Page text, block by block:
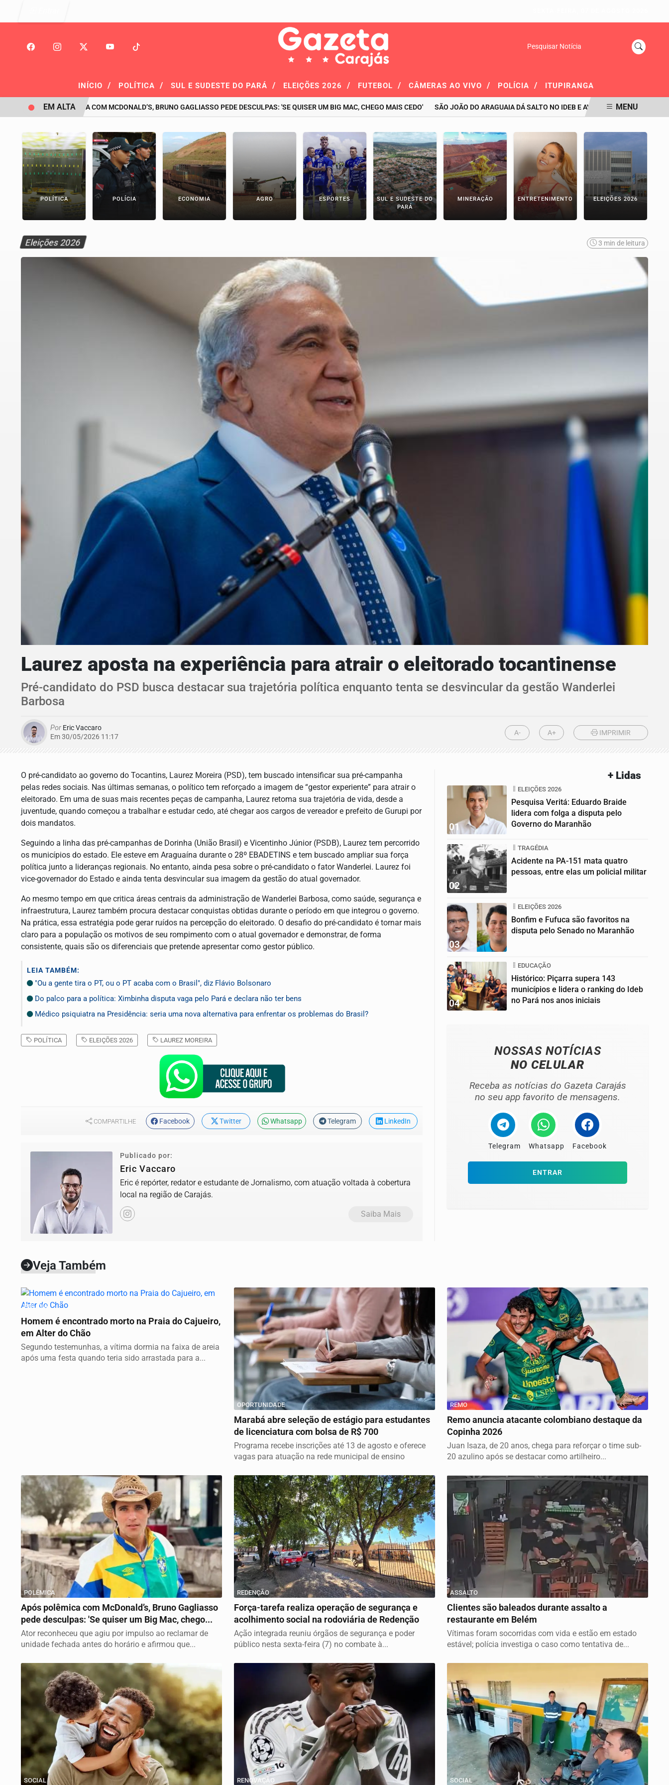
Pesquisar Notícia
INÍCIO / POLÍTICA / SUL E SUDESTE DO PARÁ / ELEIÇÕES 2026 / FUTEBOL / CÂMERAS AO VIVO / POLÍCIA / ITUPIRANGA
APÓS POLÊMICA COM MCDONALD’S, BRUNO GAGLIASSO PEDE DESCULPAS: 'SE QUISER UM BIG MAC, CHEGO MAIS CEDO' SÃO JOÃO DO ARAGUAIA DÁ SALTO NO IDEB E AVANÇA 39 POSIÇÕES NO
EM ALTA MENU
POLÍTICA POLÍCIA ECONOMIA AGRO ESPORTES
SUL E SUDESTE DO
PARÁ
MINERAÇÃO ENTRETENIMENTO ELEIÇÕES 2026
Eleições 2026 3 min de leitura
Laurez aposta na experiência para atrair o eleitorado tocantinense
Pré-candidato do PSD busca destacar sua trajetória política enquanto tenta se desvincular da gestão Wanderlei
Barbosa
Por Eric Vaccaro
Em 30/05/2026 11:17
A- A+ IMPRIMIR
O pré-candidato ao governo do Tocantins, Laurez Moreira (PSD), tem buscado intensificar sua pré-campanha
pelas redes sociais. Nas últimas semanas, o político tem reforçado a imagem de “gestor experiente” para atrair o
eleitorado. Em uma de suas mais recentes peças de campanha, Laurez retoma sua trajetória de vida, desde a
juventude, quando começou a trabalhar e estudar cedo, até chegar aos cargos de vereador e prefeito de Gurupi por
dois mandatos.
Seguindo a linha das pré-campanhas de Dorinha (União Brasil) e Vicentinho Júnior (PSDB), Laurez tem percorrido
os municípios do estado. Ele esteve em Araguaína durante o 28º EBADETINS e tem buscado ampliar sua força
política junto a lideranças regionais. No entanto, ainda pesa sobre o pré-candidato o fator Wanderlei. Laurez foi
vice-governador do Estado e ainda tenta desvincular sua imagem da gestão do atual governador.
Ao mesmo tempo em que critica áreas centrais da administração de Wanderlei Barbosa, como saúde, segurança e
infraestrutura, Laurez também procura destacar conquistas obtidas durante o período em que integrou o governo.
Na prática, essa estratégia pode gerar ruídos na percepção do eleitorado. O desafio do pré-candidato é tornar mais
claro para a população os motivos de seu rompimento com o atual governador e demonstrar, de forma
consistente, quais são os diferenciais que pretende apresentar como gestor público.
LEIA TAMBÉM:
"Ou a gente tira o PT, ou o PT acaba com o Brasil", diz Flávio Bolsonaro
Do palco para a política: Ximbinha disputa vaga pelo Pará e declara não ter bens
Médico psiquiatra na Presidência: seria uma nova alternativa para enfrentar os problemas do Brasil?
POLÍTICA ELEIÇÕES 2026 LAUREZ MOREIRA
COMPARTILHE Facebook Twitter Whatsapp Telegram LinkedIn
Publicado por:
Eric Vaccaro
Eric é repórter, redator e estudante de Jornalismo, com atuação voltada à cobertura
local na região de Carajás.
Saiba Mais
+ Lidas
01
ELEIÇÕES 2026
Pesquisa Veritá: Eduardo Braide
lidera com folga a disputa pelo
Governo do Maranhão
02
TRAGÉDIA
Acidente na PA-151 mata quatro
pessoas, entre elas um policial militar
03
ELEIÇÕES 2026
Bonfim e Fufuca são favoritos na
disputa pelo Senado no Maranhão
04
EDUCAÇÃO
Histórico: Piçarra supera 143
municípios e lidera o ranking do Ideb
no Pará nos anos iniciais
NOSSAS NOTÍCIAS
NO CELULAR
Receba as notícias do Gazeta Carajás
no seu app favorito de mensagens.
Telegram Whatsapp Facebook
ENTRAR
Veja Também
POLÍCIA
Homem é encontrado morto na Praia do Cajueiro,
em Alter do Chão
Segundo testemunhas, a vítima dormia na faixa de areia
após uma festa quando teria sido arrastada para a...
OPORTUNIDADE
Marabá abre seleção de estágio para estudantes
de licenciatura com bolsa de R$ 700
Programa recebe inscrições até 13 de agosto e oferece
vagas para atuação na rede municipal de ensino
REMO
Remo anuncia atacante colombiano destaque da
Copinha 2026
Juan Isaza, de 20 anos, chega para reforçar o time sub-
20 azulino após se destacar como artilheiro...
POLÊMICA
Após polêmica com McDonald’s, Bruno Gagliasso
pede desculpas: 'Se quiser um Big Mac, chego...
Ator reconheceu que agiu por impulso ao reclamar de
unidade fechada antes do horário e afirmou que...
REDENÇÃO
Força-tarefa realiza operação de segurança e
acolhimento social na rodoviária de Redenção
Ação integrada reuniu órgãos de segurança e poder
público nesta sexta-feira (7) no combate à...
ASSALTO
Clientes são baleados durante assalto a
restaurante em Belém
Vítimas foram socorridas com vida e estão em estado
estável; polícia investiga o caso como tentativa de...
SOCIAL RENOVAÇÃO SOCIAL